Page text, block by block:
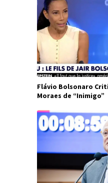
Flávio Bolsonaro
Moraes de “Inimigo”